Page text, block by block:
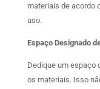
materiais de acordo
uso.
Espaço Designado
Dedique um espaço
os materiais. Isso